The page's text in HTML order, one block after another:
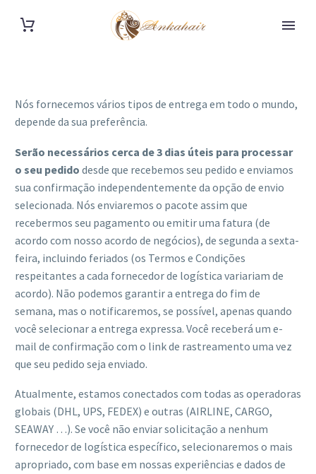
Nós fornecemos vários tipos de entrega em todo o mundo,
depende da sua preferência.
Serão necessários cerca de 3 dias úteis para processar
o seu pedido desde que recebemos seu pedido e enviamos
sua confirmação independentemente da opção de envio
selecionada. Nós enviaremos o pacote assim que
recebermos seu pagamento ou emitir uma fatura (de
acordo com nosso acordo de negócios), de segunda a sexta-
feira, incluindo feriados (os Termos e Condições
respeitantes a cada fornecedor de logística variariam de
acordo). Não podemos garantir a entrega do fim de
semana, mas o notificaremos, se possível, apenas quando
você selecionar a entrega expressa. Você receberá um e-
mail de confirmação com o link de rastreamento uma vez
que seu pedido seja enviado.
Atualmente, estamos conectados com todas as operadoras
globais (DHL, UPS, FEDEX) e outras (AIRLINE, CARGO,
SEAWAY …). Se você não enviar solicitação a nenhum
fornecedor de logística específico, selecionaremos o mais
apropriado, com base em nossas experiências e dados de